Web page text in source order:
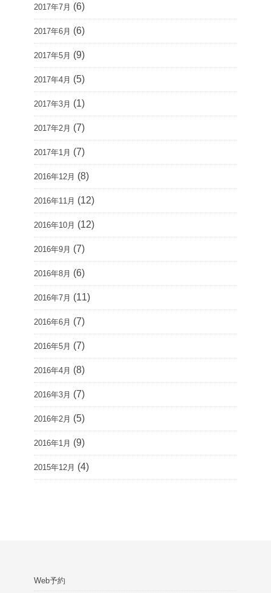
2017年7月 (6)
2017年6月 (6)
2017年5月 (9)
2017年4月 (5)
2017年3月 (1)
2017年2月 (7)
2017年1月 (7)
2016年12月 (8)
2016年11月 (12)
2016年10月 (12)
2016年9月 (7)
2016年8月 (6)
2016年7月 (11)
2016年6月 (7)
2016年5月 (7)
2016年4月 (8)
2016年3月 (7)
2016年2月 (5)
2016年1月 (9)
2015年12月 (4)
Web予約